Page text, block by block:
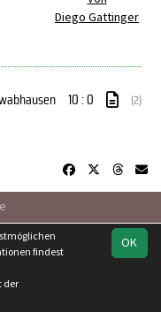
Diego Gattinger
10 : 0 (2)
Impressum
OK
findest
der